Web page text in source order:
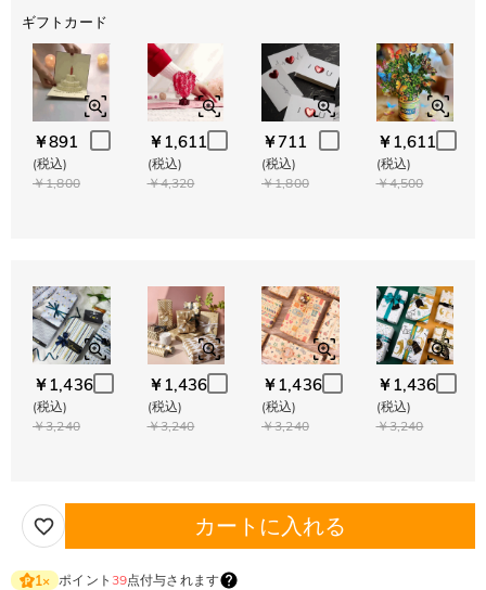
ギフトカード
￥891
(税込)
￥1,800
￥1,611
(税込)
￥4,320
￥711
(税込)
￥1,800
￥1,611
(税込)
￥4,500
￥1,436
(税込)
￥3,240
￥1,436
(税込)
￥3,240
￥1,436
(税込)
￥3,240
￥1,436
(税込)
￥3,240
カートに入れる
1× ポイント 39点付与されます